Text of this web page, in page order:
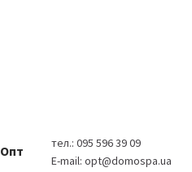
Опт
тел.: 095 596 39 09
E-mail: opt@domospa.ua